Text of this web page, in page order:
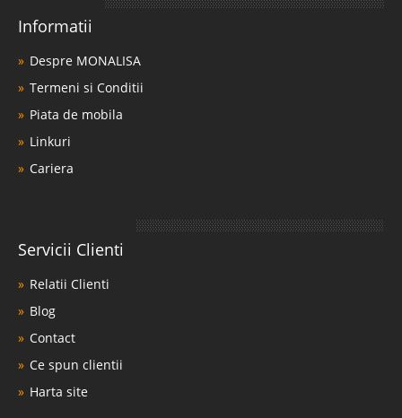
Informatii
Despre MONALISA
Termeni si Conditii
Piata de mobila
Linkuri
Cariera
Servicii Clienti
Relatii Clienti
Blog
Contact
Ce spun clientii
Harta site